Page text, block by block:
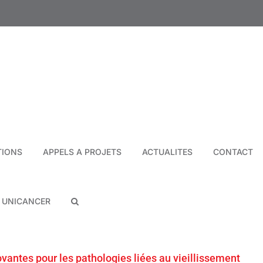
APPELS A PROJETS ACTUALITES CONTACT
pour les pathologies liées au vieillissement